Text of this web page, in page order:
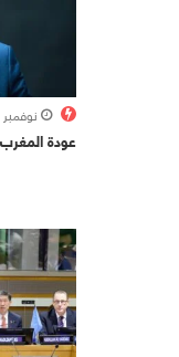
نوفمبر 18, 2025
عودة المغرب